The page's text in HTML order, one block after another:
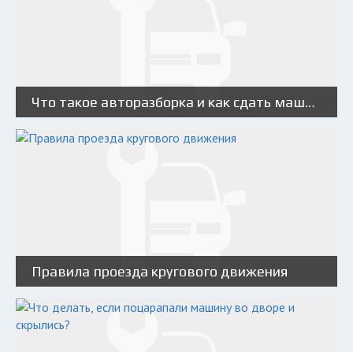
Что такое авторазборка и как сдать машину на разборку?
Правила проезда кругового движения